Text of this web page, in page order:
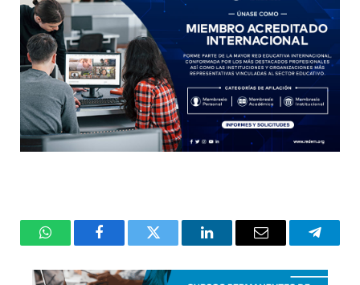
WhatsAppFacebookTwitter LinkedInEmail